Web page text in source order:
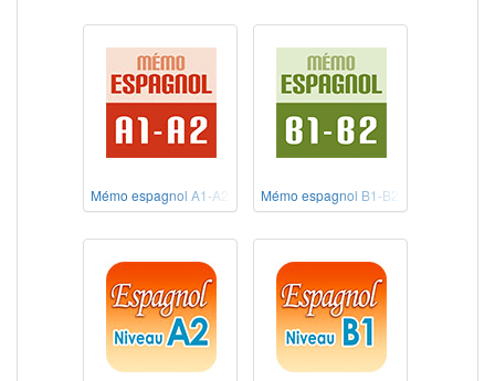
Mémo espagnol A1-A2 Mémo espagnol B1-B2